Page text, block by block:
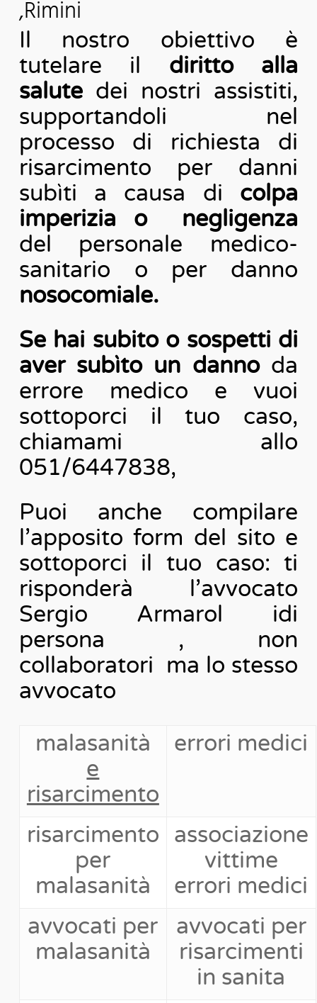
,Rimini
Il nostro obiettivo è
tutelare il diritto alla
salutedei nostri assistiti,
supportandoli nel
processo di richiesta di
risarcimento per danni
subìti a causa di colpa
imperizia o negligenza
del personale medico-
sanitario o per danno
nosocomiale.
Se hai subito o sospetti di
aver subìto un dannoda
errore medico e vuoi
sottoporci il tuo caso,
chiamami allo
051/6447838,
Puoi anche compilare
l’apposito form del sito e
sottoporci il tuo caso: ti
risponderà l’avvocato
Sergio Armarol idi
persona , non
collaboratori ma lo stesso
avvocato
malasanità
e
risarcimento
errori medici
risarcimento
per
malasanità
associazione
vittime
errori medici
avvocati per
malasanità
avvocati per
risarcimenti
in sanita